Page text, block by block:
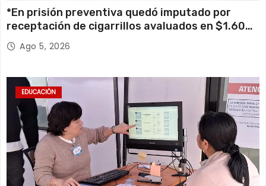
*En prisión preventiva quedó imputado por
receptación de cigarrillos avaluados en $1.600
millones*
Ago 5, 2026
EDUCACIÓN